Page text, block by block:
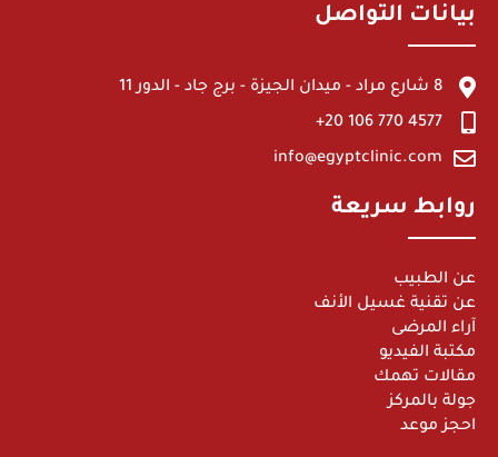
بيانات التواصل
8 شارع مراد - ميدان الجيزة - برج جاد - الدور 11
4577 770 106 20+
info@egyptclinic.com
روابط سريعة
عن الطبيب
عن تقنية غسيل الأنف
آراء المرضى
مكتبة الفيديو
مقالات تهمك
جولة بالمركز
احجز موعد